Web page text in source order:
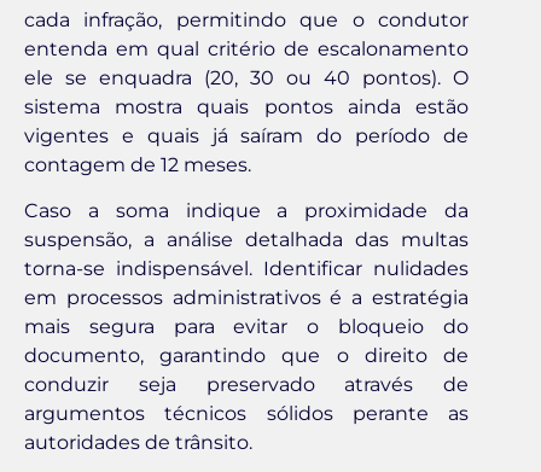
cada infração, permitindo que o condutor
entenda em qual critério de escalonamento
ele se enquadra (20, 30 ou 40 pontos). O
sistema mostra quais pontos ainda estão
vigentes e quais já saíram do período de
contagem de 12 meses.
Caso a soma indique a proximidade da
suspensão, a análise detalhada das multas
torna-se indispensável. Identificar nulidades
em processos administrativos é a estratégia
mais segura para evitar o bloqueio do
documento, garantindo que o direito de
conduzir seja preservado através de
argumentos técnicos sólidos perante as
autoridades de trânsito.